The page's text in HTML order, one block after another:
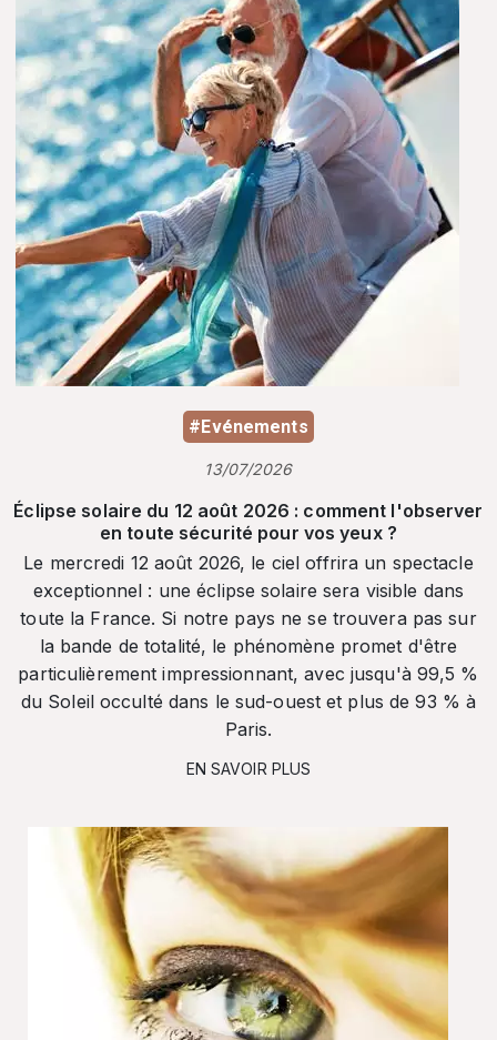
#Evénements
13/07/2026
Éclipse solaire du 12 août 2026 : comment l'observer
en toute sécurité pour vos yeux ?
Le mercredi 12 août 2026, le ciel offrira un spectacle
exceptionnel : une éclipse solaire sera visible dans
toute la France. Si notre pays ne se trouvera pas sur
la bande de totalité, le phénomène promet d'être
particulièrement impressionnant, avec jusqu'à 99,5 %
du Soleil occulté dans le sud-ouest et plus de 93 % à
Paris.
EN SAVOIR PLUS